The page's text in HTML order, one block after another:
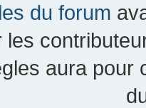
du forum
les
aura pour